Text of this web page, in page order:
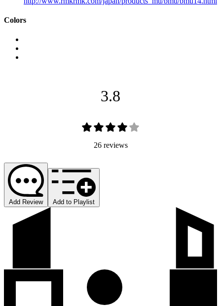
Colors
3.8
26 reviews
Add Review Add to Playlist